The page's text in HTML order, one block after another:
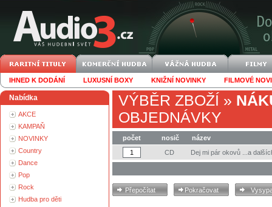
IHNED K DODÁNÍ LUXUSNÍ BOXY KNIŽNÍ NOVINKY FILMOVÉ
Nabídka
AKCE
KAMPAŇ
NOVINKY
Country
Dance
Pop
Rock
Hudba pro děti
VÝBĚR ZBOŽÍ »
OBJEDNÁVKY
počet nosič
název
CD
Dej mi pár okovů ...a